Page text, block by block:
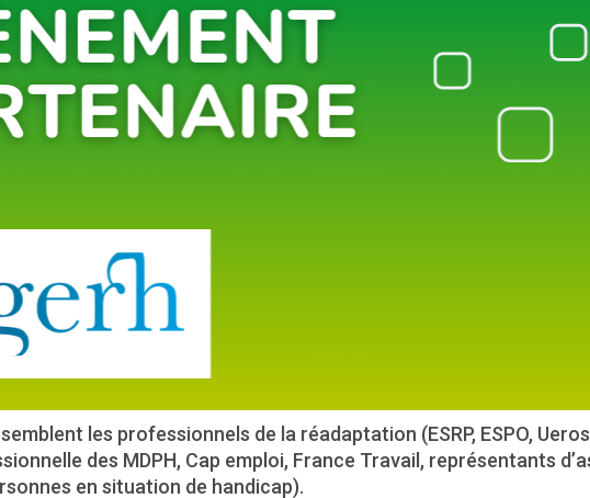
les professionnels de la réadaptation (ESRP, ESPO,
des MDPH, Cap emploi, France Travail, représentants
en situation de handicap).